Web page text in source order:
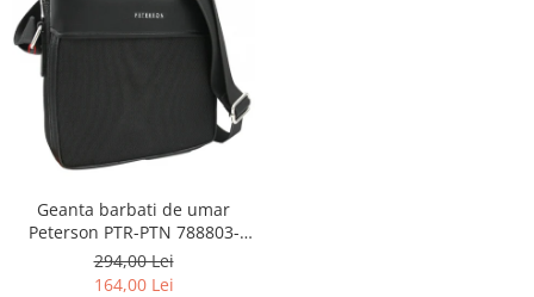
Geanta barbati de umar
Peterson PTR-PTN 788803-
0358 BL
294,00 Lei
164,00 Lei